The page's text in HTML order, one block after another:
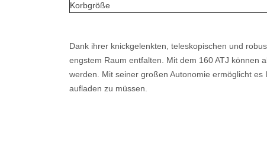
Korbgröße
Dank ihrer knickgelenkten, teleskopischen und
engstem Raum entfalten. Mit dem 160 ATJ können
werden. Mit seiner großen Autonomie ermöglicht
aufladen zu müssen.